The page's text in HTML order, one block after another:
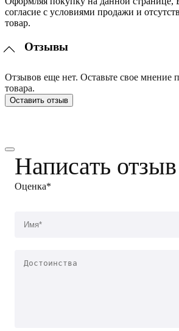
согласие с условиями продажи и
товар.
Отзывы
Отзывов еще нет. Оставьте свое мнение
товара.
Оставить отзыв
Написать отзыв
Оценка*